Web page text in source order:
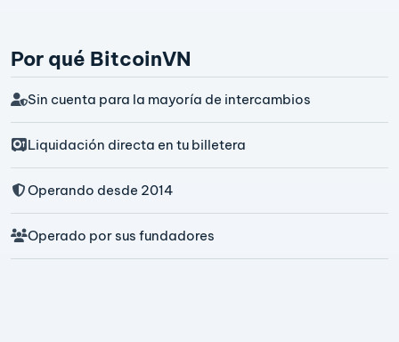
Por qué BitcoinVN
Sin cuenta para la mayoría de intercambios
Liquidación directa en tu billetera
Operando desde 2014
Operado por sus fundadores